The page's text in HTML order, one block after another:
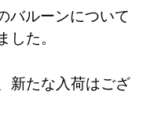
バルーンについて
た。
新たな入荷はござ